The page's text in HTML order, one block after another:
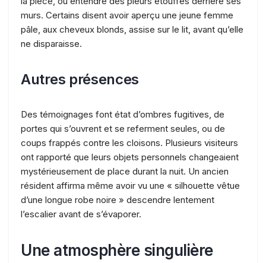
murs. Certains disent avoir aperçu une jeune femme
pâle, aux cheveux blonds, assise sur le lit, avant qu’elle
ne disparaisse.
Autres présences
Des témoignages font état d’ombres fugitives, de
portes qui s’ouvrent et se referment seules, ou de
coups frappés contre les cloisons. Plusieurs visiteurs
ont rapporté que leurs objets personnels changeaient
mystérieusement de place durant la nuit. Un ancien
résident affirma même avoir vu une « silhouette vêtue
d’une longue robe noire » descendre lentement
l’escalier avant de s’évaporer.
Une atmosphère singulière